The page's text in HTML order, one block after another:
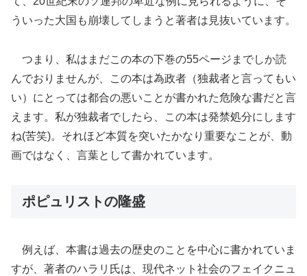
ういった大国も崩壊してしまうと著者は見抜いています。
つまり、私はまだこの本の下巻の55ページまでしか読
んでおりませんが、この本は為政者（独裁者と言ってもい
い）にとっては都合の悪いことが書かれた危険な書だと言
えます。私が独裁者でしたら、この本は発禁処分にします
ね(苦笑)。それほど本質を突いたかなり重要なことが、動
画ではなく、言葉として書かれています。
ポピュリストの隆盛
例えば、本書は過去の歴史のことを中心に書かれていま
すが、著者のハラリ氏は、現代ネット社会のフェイクニュ